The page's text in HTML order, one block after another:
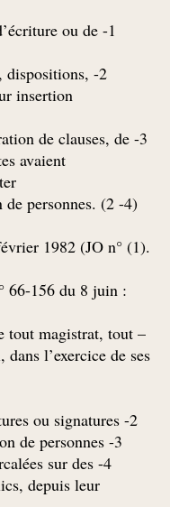
ou de
dispositions,
insertion
de clauses, de
avaient
(4- soit par supposition ou substitution de personnes. (2
1982 (JO n°
66-156 du 8 juin
tout magistrat, tout
l’exercice de ses
2- soit par altération des actes, écritures ou signatures –
3- soit par supposition ou substitution de personnes –
sur des
depuis leur